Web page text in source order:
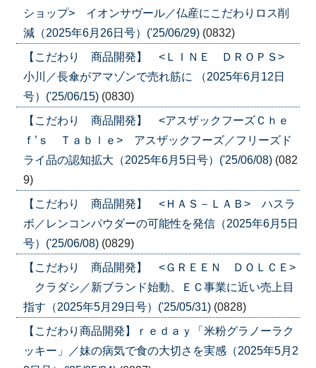
ショップ> イオンサヴール／仏産にこだわりロス削
減（2025年6月26日号）('25/06/29) (0832)
【こだわり 商品開発】 <ＬＩＮＥ ＤＲＯＰＳ>
小川／長傘がアマゾンで売れ筋に （2025年6月12日
号）('25/06/15) (0830)
【こだわり 商品開発】 <アスザックフーズＣｈｅ
ｆ’ｓ Ｔａｂｌｅ> アスザックフーズ／フリーズド
ライ品の認知拡大（2025年6月5日号）('25/06/08) (082
9)
【こだわり 商品開発】 <ＨＡＳ－ＬＡＢ> ハスラ
ボ／レンコンパウダーの可能性を発信（2025年6月5日
号）('25/06/08) (0829)
【こだわり 商品開発】 <ＧＲＥＥＮ ＤＯＬＣＥ>
クラダシ／新ブランド始動、ＥＣ事業に近い売上目
指す（2025年5月29日号）('25/05/31) (0828)
【こだわり商品開発】ｒｅｄａｙ「米粉グラノーラク
ッキー」／妹の病気で食の大切さを実感（2025年5月2